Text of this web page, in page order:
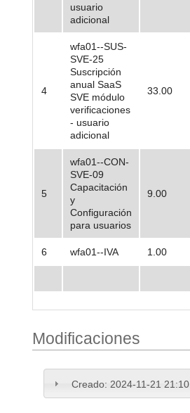
usuario
adicional
4
wfa01--SUS-
SVE-25
Suscripción
anual SaaS
SVE módulo
verificaciones
- usuario
adicional
33.00
5
wfa01--CON-
SVE-09
Capacitación
y
Configuración
para usuarios
9.00
6 wfa01--IVA 1.00
Modificaciones
Creado: 2024-11-21 21:10